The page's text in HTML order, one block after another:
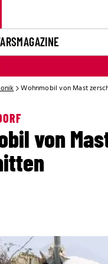
MAGAZINE
Wohnmobil von Mast
von